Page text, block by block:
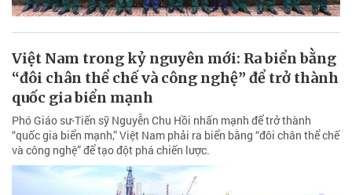
Việt Nam trong kỷ nguyên mới: Ra biển bằng
“đôi chân thể chế và công nghệ” để trở thành
quốc gia biển mạnh
Phó Giáo sư-Tiến sỹ Nguyễn Chu Hồi nhấn mạnh để trở thành
“quốc gia biển mạnh,” Việt Nam phải ra biển bằng “đôi chân thể chế
và công nghệ” để tạo đột phá chiến lược.